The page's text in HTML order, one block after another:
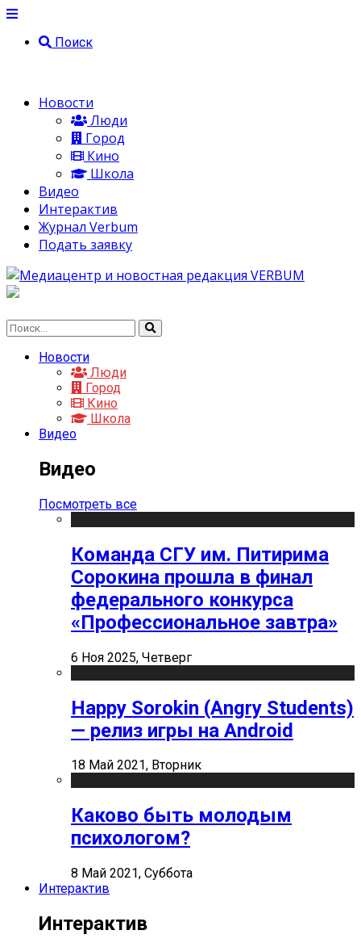
Поиск
Новости
Люди
Город
Кино
Школа
Видео
Интерактив
Журнал Verbum
Подать заявку
Новости
Люди
Город
Кино
Школа
Видео
Видео
Посмотреть все
Команда СГУ им. Питирима
Сорокина прошла в финал
федерального конкурса
«Профессиональное завтра»
6 Ноя 2025, Четверг
Happy Sorokin (Angry Students)
— релиз игры на Android
18 Май 2021, Вторник
Каково быть молодым
психологом?
8 Май 2021, Суббота
Интерактив
Интерактив